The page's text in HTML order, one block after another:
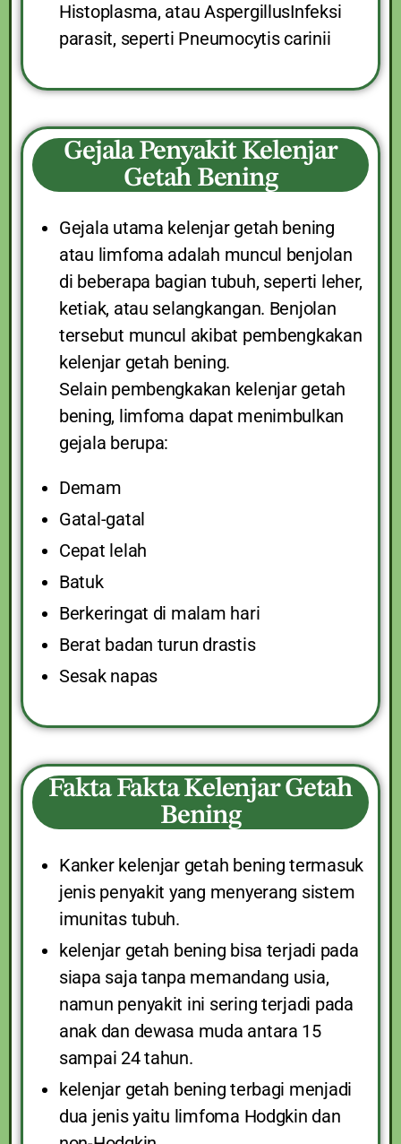
Histoplasma, atau AspergillusInfeksi
parasit, seperti Pneumocytis carinii
Gejala Penyakit Kelenjar
Getah Bening
Gejala utama kelenjar getah bening
atau limfoma adalah muncul benjolan
di beberapa bagian tubuh, seperti leher,
ketiak, atau selangkangan. Benjolan
tersebut muncul akibat pembengkakan
kelenjar getah bening.
Selain pembengkakan kelenjar getah
bening, limfoma dapat menimbulkan
gejala berupa:
Demam
Gatal-gatal
Cepat lelah
Batuk
Berkeringat di malam hari
Berat badan turun drastis
Sesak napas
Fakta Fakta Kelenjar Getah
Bening
Kanker kelenjar getah bening termasuk
jenis penyakit yang menyerang sistem
imunitas tubuh.
kelenjar getah bening bisa terjadi pada
siapa saja tanpa memandang usia,
namun penyakit ini sering terjadi pada
anak dan dewasa muda antara 15
sampai 24 tahun.
kelenjar getah bening terbagi menjadi
dua jenis yaitu limfoma Hodgkin dan